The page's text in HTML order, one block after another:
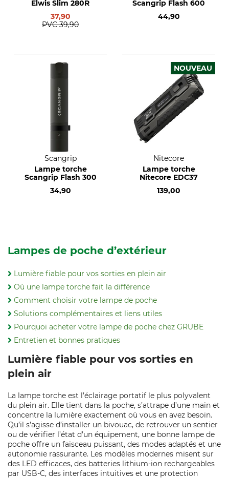
Elwis Slim 280R
37,90
PVC 39,90
Scangrip Flash 600
44,90
Scangrip
Lampe torche
Scangrip Flash 300
34,90
NOUVEAU
Nitecore
Lampe torche
Nitecore EDC37
139,00
Lampes de poche d’extérieur
Lumière fiable pour vos sorties en plein air
Où une lampe torche fait la différence
Comment choisir votre lampe de poche
Solutions complémentaires et liens utiles
Pourquoi acheter votre lampe de poche chez GRUBE
Entretien et bonnes pratiques
Lumière fiable pour vos sorties en
plein air
La lampe torche est l’éclairage portatif le plus polyvalent
du plein air. Elle tient dans la poche, s’attrape d’une main et
concentre la lumière exactement où vous en avez besoin.
Qu’il s’agisse d’installer un bivouac, de retrouver un sentier
ou de vérifier l’état d’un équipement, une bonne lampe de
poche offre un faisceau puissant, des modes adaptés et une
autonomie rassurante. Les modèles modernes misent sur
des LED efficaces, des batteries lithium-ion rechargeables
par USB-C, des interfaces intuitives et une protection